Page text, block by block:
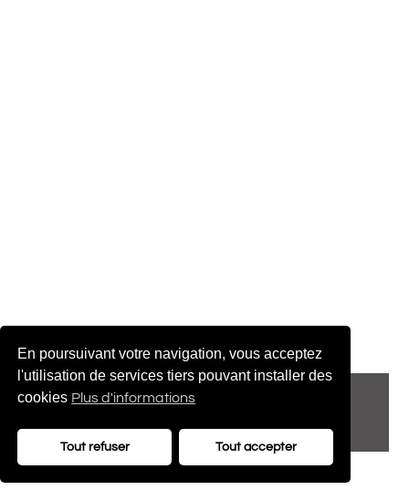
© 2022 adenatis.com
contact@adenatis.com
En poursuivant votre navigation, vous acceptez
l'utilisation de services tiers pouvant installer des
cookies Plus d'informations
Tout refuser Tout accepter